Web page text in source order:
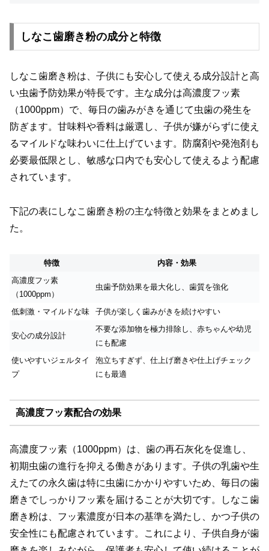
しなこ歯磨き粉の成分と特徴
しなこ歯磨き粉は、子供にも安心して使える成分設計と高
い虫歯予防効果が特長です。主な成分は高濃度フッ素
（1000ppm）で、毎日の歯みがきを通じて虫歯の発生を
防ぎます。甘味料や香料は厳選し、子供が嫌がらずに使え
るマイルドな味わいに仕上げています。防腐剤や発泡剤も
必要最低限とし、敏感な口内でも安心して使えるよう配慮
されています。
下記の表にしなこ歯磨き粉の主な特徴と効果をまとめまし
た。
特徴
内容・効果
高濃度フッ素
（1000ppm）
虫歯予防効果を最大化し、歯質を強化
低刺激・マイルドな味 子供が楽しく歯みがきを続けやすい
安心の成分設計
不要な添加物を極力排除し、赤ちゃんや幼児
にも配慮
使いやすいジェルタイ
プ
泡立ちすぎず、仕上げ磨きや仕上げチェック
にも最適
高濃度フッ素配合の効果
高濃度フッ素（1000ppm）は、歯の再石灰化を促進し、
初期虫歯の進行を抑える働きがあります。子供の乳歯や生
えたての永久歯は特に虫歯にかかりやすいため、毎日の歯
磨きでしっかりフッ素を届けることが大切です。しなこ歯
磨き粉は、フッ素濃度が日本の基準を満たし、かつ子供の
安全性にも配慮されています。これにより、子供自身が歯